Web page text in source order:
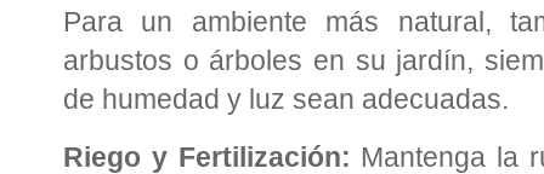
Para un ambiente más natural,
arbustos o árboles en su jardín,
de humedad y luz sean adecuadas.
Riego y Fertilización: Mantenga la